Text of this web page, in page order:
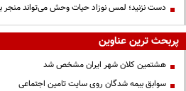
دست نزنید؛ لمس نوزاد حیات وحش می‌تواند
پربحث ترین عناوین
هشتمین کلان شهر ایران مشخص شد
سوابق بیمه شدگان روی سایت تامین اجتماعی